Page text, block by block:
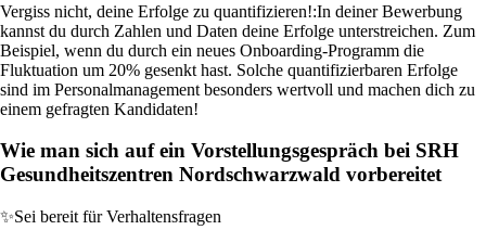
Vergiss nicht, deine Erfolge zu quantifizieren!:In deiner Bewerbung
kannst du durch Zahlen und Daten deine Erfolge unterstreichen. Zum
Beispiel, wenn du durch ein neues Onboarding-Programm die
Fluktuation um 20% gesenkt hast. Solche quantifizierbaren Erfolge
sind im Personalmanagement besonders wertvoll und machen dich zu
einem gefragten Kandidaten!
Wie man sich auf ein Vorstellungsgespräch bei SRH
Gesundheitszentren Nordschwarzwald vorbereitet
✨Sei bereit für Verhaltensfragen